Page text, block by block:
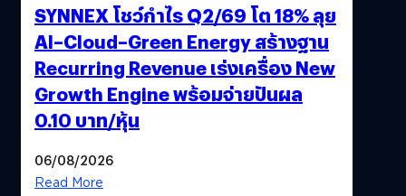
SYNNEX โชว์กำไร Q2/69 โต 18% ลุย
AI–Cloud–Green Energy สร้างฐาน
Recurring Revenue เร่งเครื่อง New
Growth Engine พร้อมจ่ายปันผล
0.10 บาท/หุ้น
06/08/2026
Read More